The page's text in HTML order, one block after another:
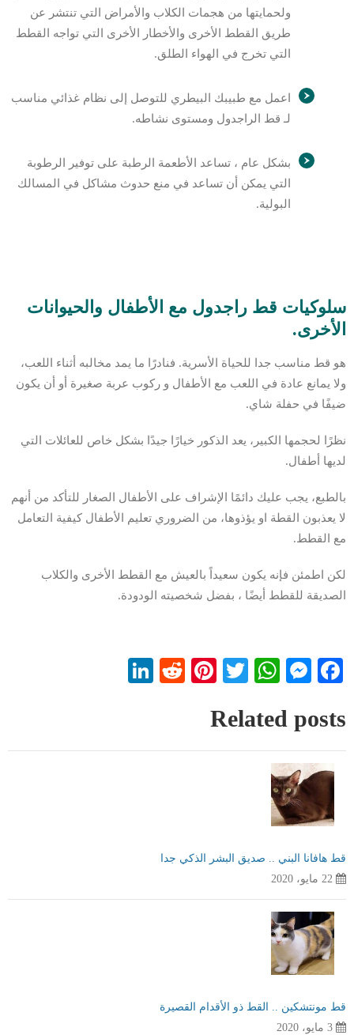
ولحمايتها من هجمات الكلاب والأمراض التي تنتشر عن
طريق القطط الأخرى والأخطار الأخرى التي تواجه القطط
التي تخرج في الهواء الطلق.
اعمل مع طبيبك البيطري للتوصل إلى نظام غذائي مناسب
لـ قط الراجدول ومستوى نشاطه.
بشكل عام ، تساعد الأطعمة الرطبة على توفير الرطوبة
التي يمكن أن تساعد في منع حدوث مشاكل في المسالك
البولية.
سلوكيات قط راجدول مع الأطفال والحيوانات
الأخرى.
هو قط مناسب جدا للحياة الأسرية. فنادرًا ما يمد مخالبه أثناء اللعب،
ولا يمانع عادة في اللعب مع الأطفال و ركوب عربة صغيرة أو أن يكون
ضيفًا في حفلة شاي.
نظرًا لحجمها الكبير، يعد الذكور خيارًا جيدًا بشكل خاص للعائلات التي
لديها أطفال.
بالطبع، يجب عليك دائمًا الإشراف على الأطفال الصغار للتأكد من أنهم
لا يعذبون القطة او يؤذوها، من الضروري تعليم الأطفال كيفية التعامل
مع القطط.
لكن اطمئن فإنه يكون سعيداً بالعيش مع القطط الأخرى والكلاب
الصديقة للقطط أيضًا ، بفضل شخصيته الودودة.
Facebook
Messenger
WhatsApp
Twitter
Pinterest
Reddit
Related posts
قط هافانا البني .. صديق البشر الذكي جدا
22 مايو، 2020
قط مونتشكين .. القط ذو الأقدام القصيرة
3 مايو، 2020